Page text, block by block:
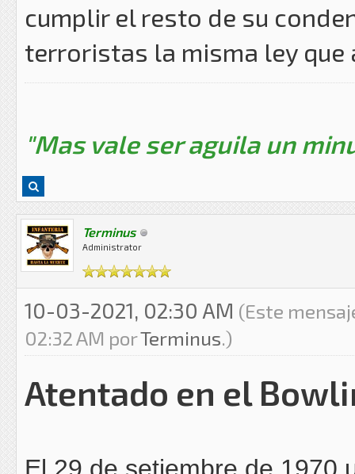
cumplir el resto de su
terroristas la misma ley que
"Mas vale ser aguila un
Terminus
Administrator
10-03-2021, 02:30 AM (Este
02:32 AM porTerminus.)
Atentado en el
El 29 de setiembre de 1970